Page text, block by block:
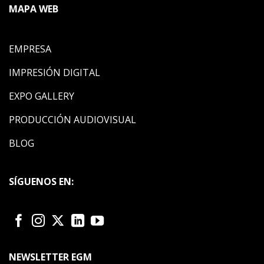
MAPA WEB
EMPRESA
IMPRESIÓN DIGITAL
EXPO GALLERY
PRODUCCIÓN AUDIOVISUAL
BLOG
SÍGUENOS EN:
NEWSLETTER EGM